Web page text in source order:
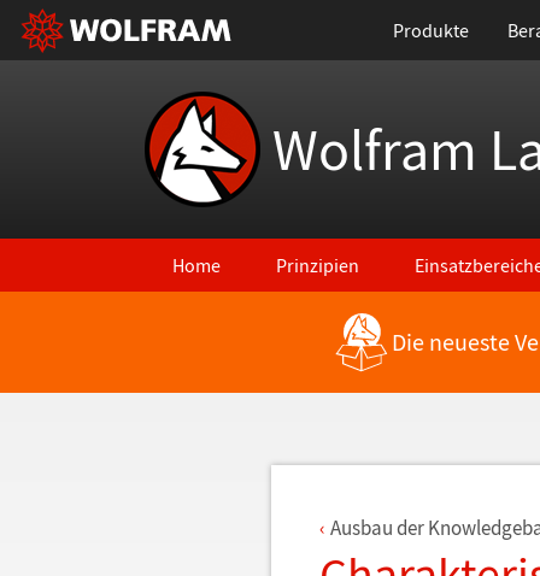
Produkte
Wolfram
Home Prinzipien
Zurück zu den neuesten FeaturesDie neueste
Ausbau der